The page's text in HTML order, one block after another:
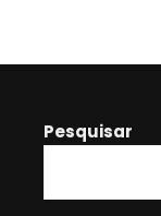
Pesquisar